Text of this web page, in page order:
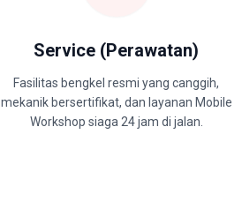
Service (Perawatan)
Fasilitas bengkel resmi yang canggih,
mekanik bersertifikat, dan layanan Mobile
Workshop siaga 24 jam di jalan.